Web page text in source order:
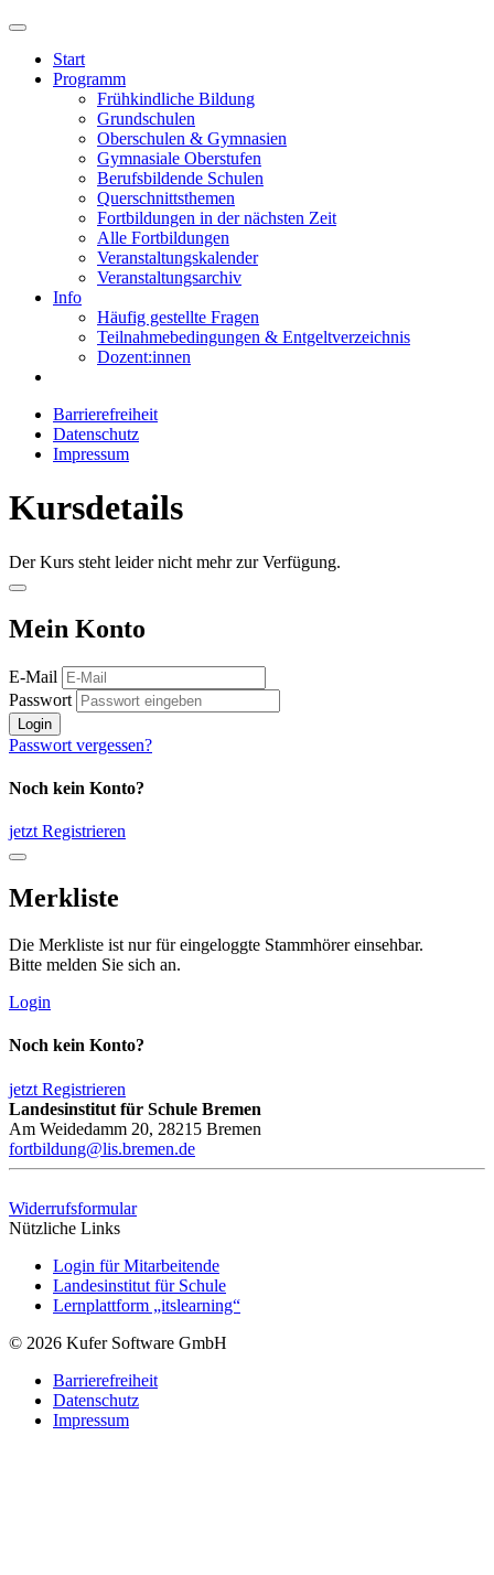
Start
Programm
Frühkindliche Bildung
Grundschulen
Oberschulen & Gymnasien
Gymnasiale Oberstufen
Berufsbildende Schulen
Querschnittsthemen
Fortbildungen in der nächsten Zeit
Alle Fortbildungen
Veranstaltungskalender
Veranstaltungsarchiv
Info
Häufig gestellte Fragen
Teilnahmebedingungen & Entgeltverzeichnis
Dozent:innen
Barrierefreiheit
Datenschutz
Impressum
Kursdetails
Der Kurs steht leider nicht mehr zur Verfügung.
Mein Konto
E-Mail
Passwort
Login
Passwort vergessen?
Noch kein Konto?
jetzt Registrieren
Merkliste
Die Merkliste ist nur für eingeloggte Stammhörer einsehbar.
Bitte melden Sie sich an.
Login
Noch kein Konto?
jetzt Registrieren
Landesinstitut für Schule Bremen
Am Weidedamm 20, 28215 Bremen
fortbildung@lis.bremen.de
Widerrufsformular
Nützliche Links
Login für Mitarbeitende
Landesinstitut für Schule
Lernplattform „itslearning“
© 2026 Kufer Software GmbH
Barrierefreiheit
Datenschutz
Impressum